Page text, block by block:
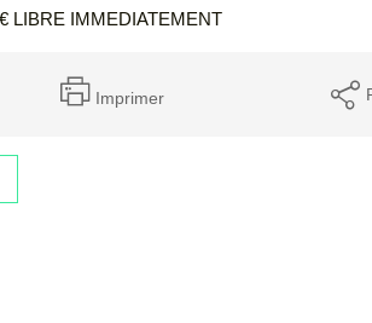
LIBRE IMMEDIATEMENT
Imprimer